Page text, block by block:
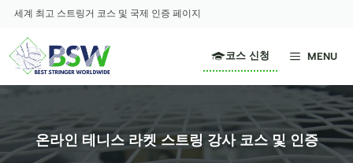
건
기
세계 최고 스트링거 코스 및 국제 인증 페이지
MENU
코스 신청
온라인 테니스 라켓 스트링 강사 코스 및 인증